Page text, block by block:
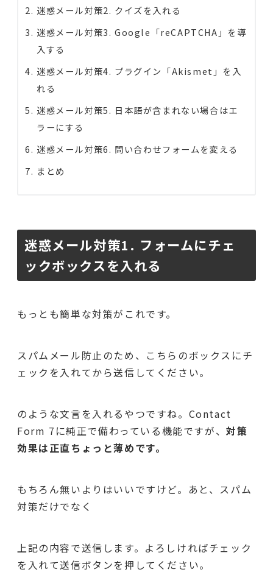
迷惑メール対策2. クイズを入れる
迷惑メール対策3. Google「reCAPTCHA」を導
入する
迷惑メール対策4. プラグイン「Akismet」を入
れる
迷惑メール対策5. 日本語が含まれない場合はエ
ラーにする
迷惑メール対策6. 問い合わせフォームを変える
まとめ
迷惑メール対策1. フォームにチェ
ックボックスを入れる
もっとも簡単な対策がこれです。
スパムメール防止のため、こちらのボックスにチ
ェックを入れてから送信してください。
のような文言を入れるやつですね。Contact
Form 7に純正で備わっている機能ですが、対策
効果は正直ちょっと薄めです。
もちろん無いよりはいいですけど。あと、スパム
対策だけでなく
上記の内容で送信します。よろしければチェック
を入れて送信ボタンを押してください。